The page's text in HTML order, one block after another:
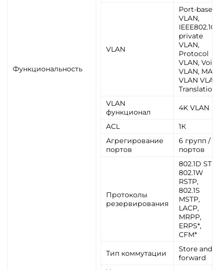
Функциональность
VLAN
Port-based
VLAN,
IEEE802.1Q,
private
VLAN,
Protocol
VLAN, Voice
VLAN, MAC
VLAN VLAN
Translation
VLAN
функционал
4K VLAN
ACL
1К
Агрегирование
портов
6 групп / 8
портов
Протоколы
резервирования
802.1D STP,
802.1W
RSTP,
802.1S
MSTP,
LACP,
MRPP,
ERPS*,
CFM*
Тип коммутации
Store and
forward